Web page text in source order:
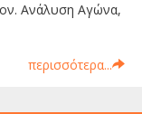
Ανάλυση Αγώνα,
περισσότερα...